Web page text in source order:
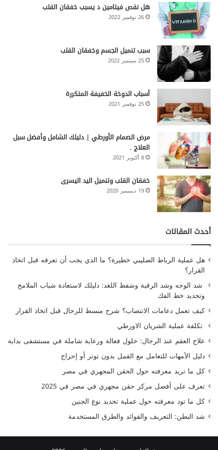
هل نقص فيتامين د يسبب خفقان القلب
26 نوفمبر 2022
سبب تنميل الجسم وخفقان القلب
25 سبتمبر 2022
أسباب الدوخة الخفيفة المتكررة
25 نوفمبر 2021
مرض الصمام الأورطي | دليلك الشامل وأفضل سبل
العلاج .
8 أكتوبر 2021
خفقان القلب وتنميل اليد اليسرى
19 ديسمبر 2020
أحدث المقالات
هل عملية الرباط الصليبي خطيرة؟ ما الذي يجب أن تعرفه قبل اتخاذ
القرار؟
شد الوجه وشد الرقبة وشفط اللغد: دليلك لاستعادة شباب الملامح
وتحديد خط الفك
كيف تعمل دعامات الانتصاب؟ شرح مبسط للرجال قبل اتخاذ القرار
تكلفة عملية الشريان الاورطي
علاج العقم عند الرجال: حلول فعالة ورعاية شاملة في مستشفى بداية
دليل الأمهات للتعامل مع القمل بدون توتر أو إحراج
كل ما تريد معرفته حول الحقن المجهري في مصر
تعرف على أفضل مركز حقن مجهري في مصر في 2025
كل ما تود معرفته حول عملية تحديد نوع الجنين
شد البطن: التعريف والفوائد والطرق المستخدمة